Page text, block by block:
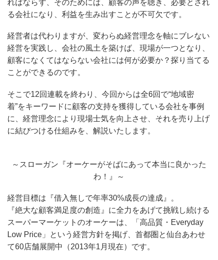
ればならず、そのためには、顧客の声を聴き、必要とされ
る会社になり、利益を生み出すことが不可欠です。
経営者は代わりますが、変わらぬ経営理念を軸にブレない
経営を実践し、会社の風土を築けば、現場が一つとなり、
顧客になくてはならない会社には何が必要か？探り当てる
ことができるのです。
そこで12回連載を終わり、今回からは全6回で“地域密
着”をキーワードに顧客の支持を獲得している会社を事例
に、経営理念により現場士気を向上させ、それを売り上げ
に結びつける仕組みを、解説いたします。
～スローガン『オーケーがそばにあって本当に良かった
わ！』～
経営目標は『借入無しで年率30%成長の達成』。
『絶大な顧客満足度の創造』に全力をあげて挑戦し続ける
スーパーマーケットのオーケーは、「高品質・Everyday
Low Price」という経営方針を掲げ、首都圏と仙台あわせ
て60店舗展開中（2013年1月現在）です。